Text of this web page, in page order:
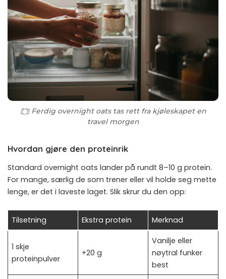
Ferdig overnight oats tas rett fra kjøleskapet en
travel morgen
Hvordan gjøre den proteinrik
Standard overnight oats lander på rundt 8–10 g protein.
For mange, særlig de som trener eller vil holde seg mette
lenge, er det i laveste laget. Slik skrur du den opp:
Tilsetning Ekstra protein Merknad
1 skje
proteinpulver
+20 g
Vanilje eller
nøytral funker
best